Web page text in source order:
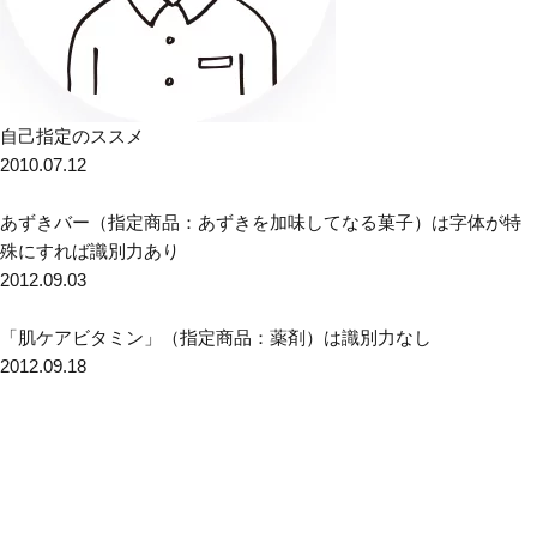
自己指定のススメ
2010.07.12
あずきバー（指定商品：あずきを加味してなる菓子）は字体が特
殊にすれば識別力あり
2012.09.03
「肌ケアビタミン」（指定商品：薬剤）は識別力なし
2012.09.18